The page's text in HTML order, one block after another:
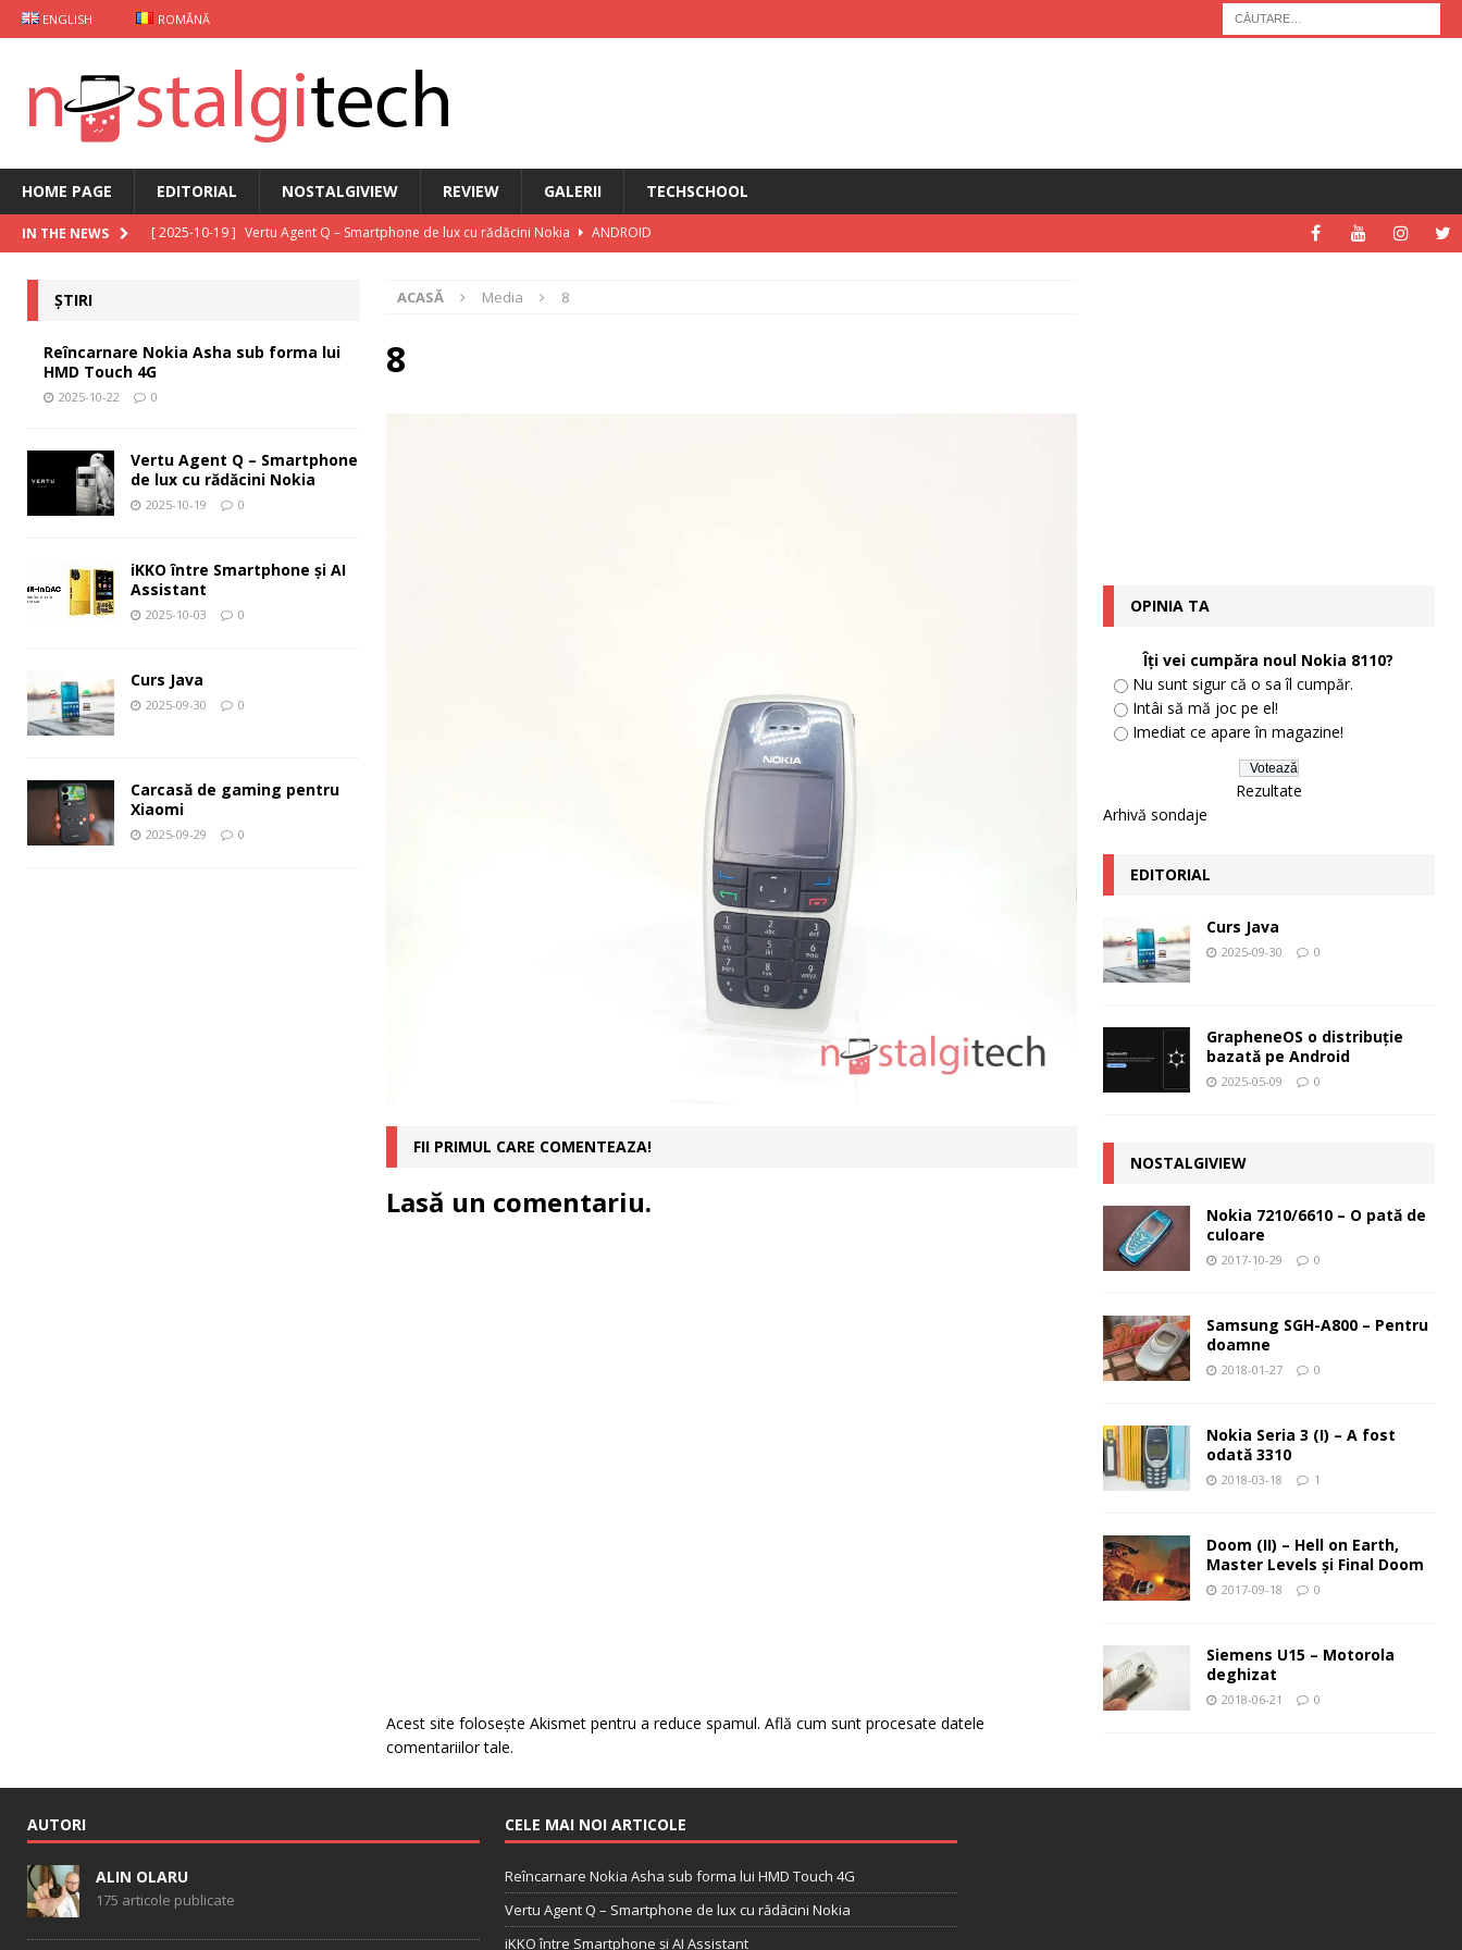
ENGLISH ROMÂNĂ
HOME PAGE EDITORIAL NOSTALGIVIEW REVIEW GALERII TECHSCHOOL
IN THE NEWS [ 2025-10-19 ] Vertu Agent Q – Smartphone de lux cu rădăcini Nokia
ANDROID
[ 2025-09-29 ]
Carcasă de gaming pentru Xiaomi
[ 2025-10-22 ]
ACASĂ Media 8
8
FII PRIMUL CARE COMENTEAZA!
Lasă un comentariu.
Acest site folosește Akismet pentru a reduce spamul. Află cum sunt procesate datele
comentariilor tale.
ȘTIRI
Reîncarnare Nokia Asha sub forma lui
HMD Touch 4G
2025-10-22 0
Vertu Agent Q – Smartphone
de lux cu rădăcini Nokia
2025-10-19 0
iKKO între Smartphone și AI
Assistant
2025-10-03 0
Curs Java
2025-09-30 0
Carcasă de gaming pentru
Xiaomi
2025-09-29 0
OPINIA TA
Îţi vei cumpăra noul Nokia 8110?
Nu sunt sigur că o sa îl cumpăr.
Intâi să mă joc pe el!
Imediat ce apare în magazine!
Rezultate
Arhivă sondaje
EDITORIAL
Curs Java
2025-09-30 0
GrapheneOS o distribuție
bazată pe Android
2025-05-09 0
NOSTALGIVIEW
Nokia 7210/6610 – O pată de
culoare
2017-10-29 0
Samsung SGH-A800 – Pentru
doamne
2018-01-27 0
Nokia Seria 3 (I) – A fost
odată 3310
2018-03-18 1
Doom (II) – Hell on Earth,
Master Levels şi Final Doom
2017-09-18 0
Siemens U15 – Motorola
deghizat
2018-06-21 0
AUTORI
ALIN OLARU
175 articole publicate
CELE MAI NOI ARTICOLE
Reîncarnare Nokia Asha sub forma lui HMD Touch 4G
Vertu Agent Q – Smartphone de lux cu rădăcini Nokia
iKKO între Smartphone și AI Assistant